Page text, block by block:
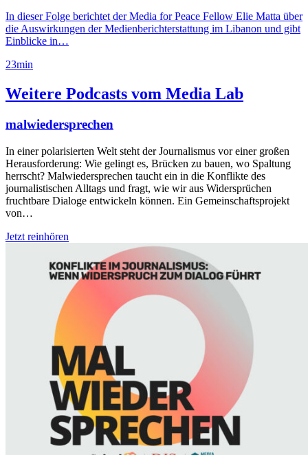
In dieser Folge berichtet der Media for Peace Fellow Elie Matta über
die Auswirkungen der Medienberichterstattung im Libanon und gibt
Einblicke in…
23min
Weitere Podcasts vom Media Lab
malwiedersprechen
In einer polarisierten Welt steht der Journalismus vor einer großen
Herausforderung: Wie gelingt es, Brücken zu bauen, wo Spaltung
herrscht? Malwiedersprechen taucht ein in die Konflikte des
journalistischen Alltags und fragt, wie wir aus Widersprüchen
fruchtbare Dialoge entwickeln können. Ein Gemeinschaftsprojekt
von…
Jetzt reinhören